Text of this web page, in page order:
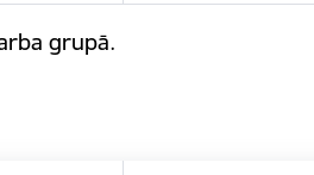
grupā.